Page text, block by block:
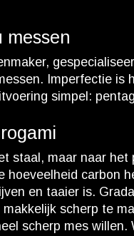
messen
Imperfectie
simpel:
staal, maar naar
hoeveelheid carbon
en taaier is.
scherp te
scherp mes